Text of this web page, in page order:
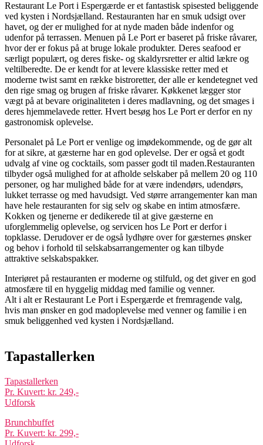
Restaurant Le Port i Espergærde er et fantastisk spisested beliggende
ved kysten i Nordsjælland. Restauranten har en smuk udsigt over
havet, og der er mulighed for at nyde maden både indenfor og
udenfor på terrassen. Menuen på Le Port er baseret på friske råvarer,
hvor der er fokus på at bruge lokale produkter. Deres seafood er
særligt populært, og deres fiske- og skaldyrsretter er altid lækre og
veltilberedte. De er kendt for at levere klassiske retter med et
moderne twist samt en række bistroretter, der alle er kendetegnet ved
den rige smag og brugen af friske råvarer. Køkkenet lægger stor
vægt på at bevare originaliteten i deres madlavning, og det smages i
deres hjemmelavede retter. Hvert besøg hos Le Port er derfor en ny
gastronomisk oplevelse.
Personalet på Le Port er venlige og imødekommende, og de gør alt
for at sikre, at gæsterne har en god oplevelse. Der er også et godt
udvalg af vine og cocktails, som passer godt til maden.Restauranten
tilbyder også mulighed for at afholde selskaber på mellem 20 og 110
personer, og har mulighed både for at være indendørs, udendørs,
lukket terrasse og med havudsigt. Ved større arrangementer kan man
have hele restauranten for sig selv og skabe en intim atmosfære.
Kokken og tjenerne er dedikerede til at give gæsterne en
uforglemmelig oplevelse, og servicen hos Le Port er derfor i
topklasse. Derudover er de også lydhøre over for gæsternes ønsker
og behov i forhold til selskabsarrangementer og kan tilbyde
attraktive selskabspakker.
Interiøret på restauranten er moderne og stilfuld, og det giver en god
atmosfære til en hyggelig middag med familie og venner.
Alt i alt er Restaurant Le Port i Espergærde et fremragende valg,
hvis man ønsker en god madoplevelse med venner og familie i en
smuk beliggenhed ved kysten i Nordsjælland.
Tapastallerken
Tapastallerken
Pr. Kuvert: kr. 249,-
Udforsk
​Brunchbuffet
Pr. Kuvert: kr. 299,-